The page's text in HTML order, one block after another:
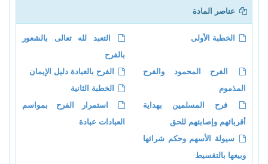
عناصر المادة
الخطبة الأولى
التعبد لله تعالى بالشعور
بالفرح
الفرح المحمود والفرح
المذموم
الفرح بالعبادة دليل الإيمان
الخطبة الثانية
فرح المسلمين بهداية
أقربائهم وإصابتهم للحق
استمرار الفرح بمواسم
العبادات عبادة
سيولة الأسهم وحكم شرائها
وبيعها بالتقسيط